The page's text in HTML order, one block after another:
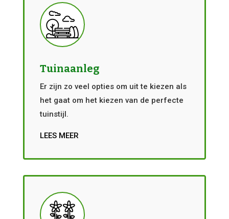
Tuinaanleg
Er zijn zo veel opties om uit te kiezen als
het gaat om het kiezen van de perfecte
tuinstijl.
LEES MEER